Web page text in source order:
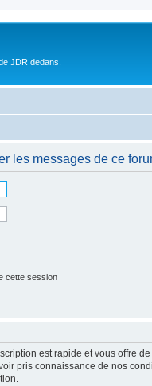
JDR dedans.
les messages de ce
cette session
est rapide et vous
pris connaissance de nos